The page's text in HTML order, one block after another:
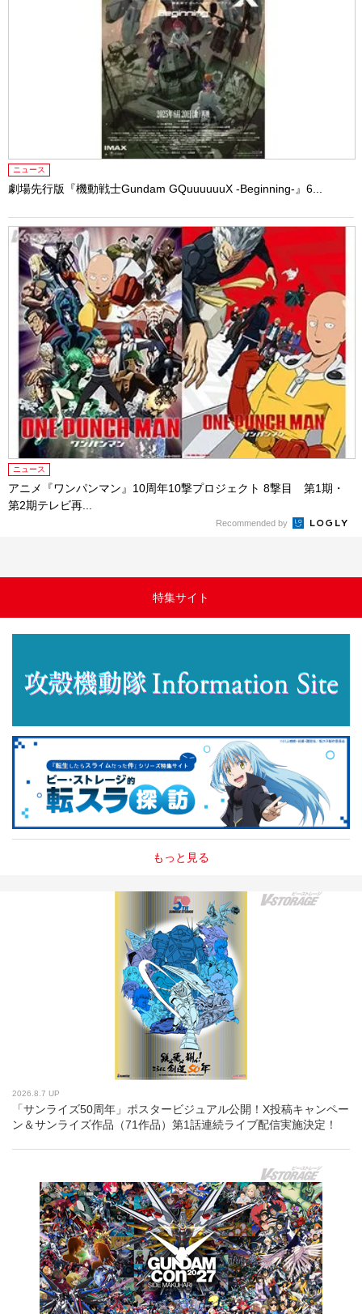
ニュース
劇場先行版『機動戦士Gundam GQuuuuuuX -Beginning-』6...
ニュース
アニメ『ワンパンマン』10周年10撃プロジェクト 8撃目 第1期・
第2期テレビ再...
Recommended by
特集サイト
もっと見る
2026.8.7 UP
「サンライズ50周年」ポスタービジュアル公開！X投稿キャンペー
ン＆サンライズ作品（71作品）第1話連続ライブ配信実施決定！